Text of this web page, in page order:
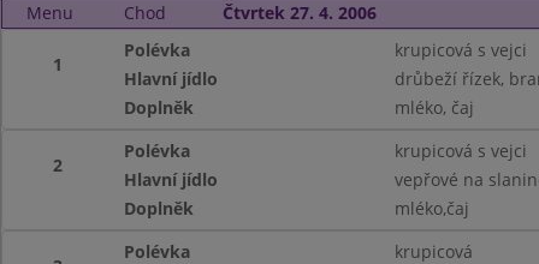
Menu
Chod Čtvrtek 27. 4. 2006
1
Polévka
krupicová s vejci
Hlavní jídlo
drůbeží řízek,
Doplněk
mléko, čaj
2
Polévka
krupicová s vejci
Hlavní jídlo
vepřové na
Doplněk
mléko,čaj
Polévka
krupicová